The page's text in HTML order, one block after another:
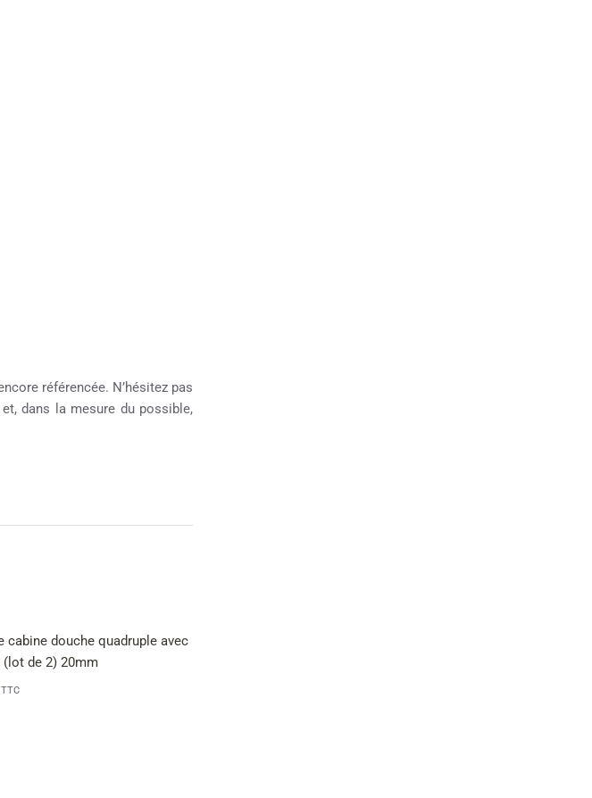
référencée. N’hésitez pas
dans la mesure du possible,
cabine douche quadruple avec
de 2) 20mm
TTC